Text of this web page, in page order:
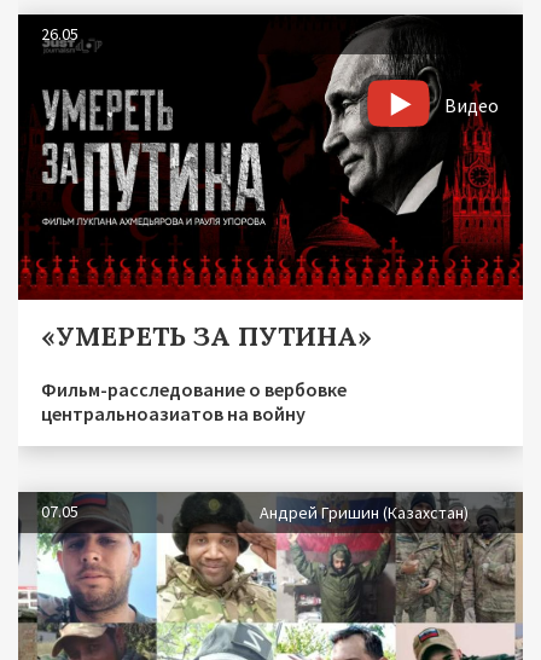
26.05
Видео
«УМЕРЕТЬ ЗА ПУТИНА»
Фильм-расследование о вербовке
центральноазиатов на войну
07.05 Андрей Гришин (Казахстан)